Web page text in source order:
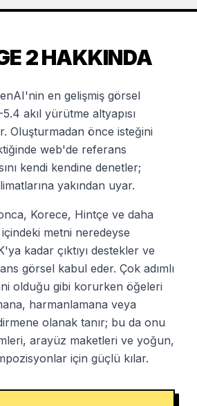
2 HAKKINDA
en gelişmiş görsel
akıl yürütme altyapısı
Oluşturmadan önce isteğini
web'de referans
kendi kendine denetler;
yakından uyar.
Korece, Hintçe ve daha
metni neredeyse
kadar çıktıyı destekler ve
görsel kabul eder. Çok adımlı
olduğu gibi korurken öğeleri
harmanlamana veya
olanak tanır; bu da onu
arayüz maketleri ve yoğun,
için güçlü kılar.